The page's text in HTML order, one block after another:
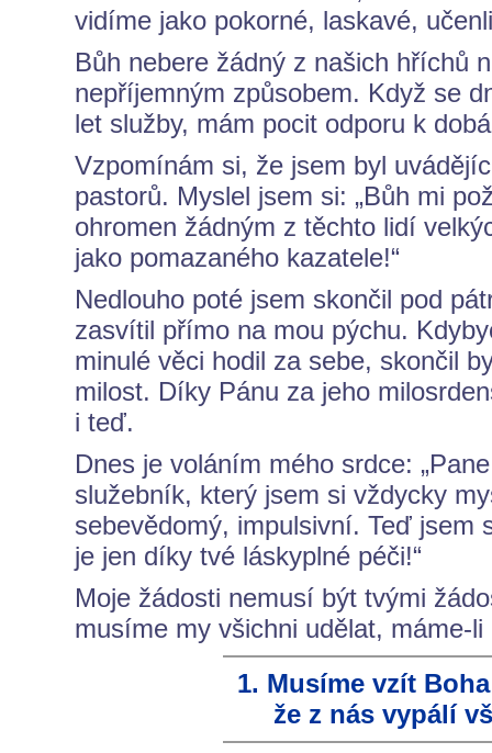
vidíme jako pokorné, laskavé,
Bůh nebere žádný z našich hříchů
nepříjemným způsobem. Když se
let služby, mám pocit odporu k
Vzpomínám si, že jsem byl
pastorů. Myslel jsem si: „Bůh mi
ohromen žádným z těchto lidí
jako pomazaného kazatele!“
Nedlouho poté jsem skončil pod
zasvítil přímo na mou pýchu.
minulé věci hodil za sebe, skončil
milost. Díky Pánu za jeho
i teď.
Dnes je voláním mého srdce:
služebník, který jsem si vždycky
sebevědomý, impulsivní. Teď jsem
je jen díky tvé láskyplné péči!“
Moje žádosti nemusí být tvými
musíme my všichni udělat, máme-
1. Musíme vzít
že z nás vypálí